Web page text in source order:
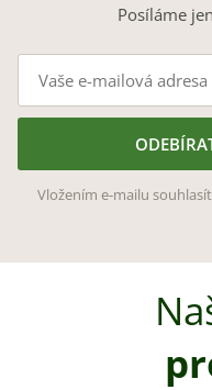
Posíláme
Vložením e-mailu